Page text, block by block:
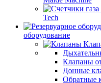
Tech
оборудование
Клапаны
Донные
Обратные